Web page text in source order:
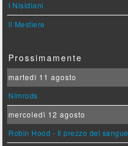
I Nisidiani
Il Mestiere
Prossimamente
martedì 11 agosto
Nimrods
mercoledì 12 agosto
Robin Hood - Il prezzo del sangue